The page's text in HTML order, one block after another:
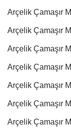
Arçelik Çamaşır
Arçelik Çamaşır
Arçelik Çamaşır
Arçelik Çamaşır
Arçelik Çamaşır
Arçelik Çamaşır
Arçelik Çamaşır